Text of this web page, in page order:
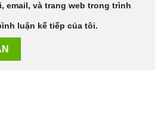
email, và trang web trong trình
luận kế tiếp của tôi.